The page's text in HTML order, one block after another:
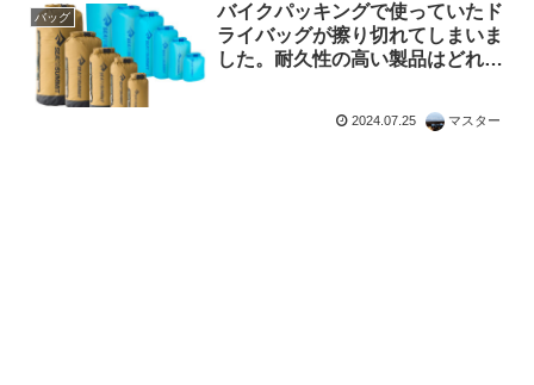
バッグ
バイクパッキングで使っていたド
ライバッグが擦り切れてしまいま
した。耐久性の高い製品はどれで
2024.07.25 マスター